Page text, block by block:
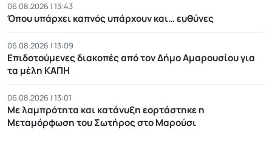
06.08.2026 | 13:43
Όπου υπάρχει καπνός υπάρχουν και… ευθύνες
06.08.2026 | 13:09
Επιδοτούμενες διακοπές από τον Δήμο Αμαρουσίου για
τα μέλη ΚΑΠΗ
06.08.2026 | 13:01
Με λαμπρότητα και κατάνυξη εορτάστηκε η
Μεταμόρφωση του Σωτήρος στο Μαρούσι